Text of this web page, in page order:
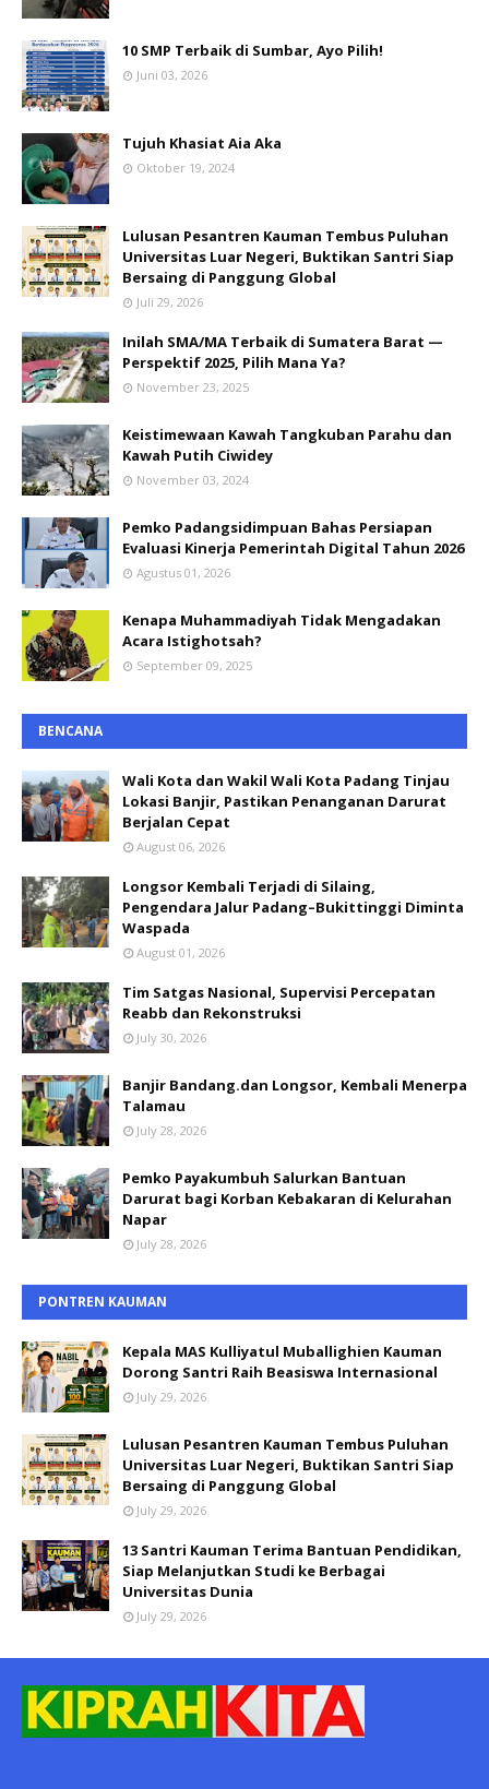
10 SMP Terbaik di Sumbar, Ayo Pilih!
Juni 03, 2026
Tujuh Khasiat Aia Aka
Oktober 19, 2024
Lulusan Pesantren Kauman Tembus Puluhan
Universitas Luar Negeri, Buktikan Santri Siap
Bersaing di Panggung Global
Juli 29, 2026
Inilah SMA/MA Terbaik di Sumatera Barat —
Perspektif 2025, Pilih Mana Ya?
November 23, 2025
Keistimewaan Kawah Tangkuban Parahu dan
Kawah Putih Ciwidey
November 03, 2024
Pemko Padangsidimpuan Bahas Persiapan
Evaluasi Kinerja Pemerintah Digital Tahun 2026
Agustus 01, 2026
Kenapa Muhammadiyah Tidak Mengadakan
Acara Istighotsah?
September 09, 2025
BENCANA
Wali Kota dan Wakil Wali Kota Padang Tinjau
Lokasi Banjir, Pastikan Penanganan Darurat
Berjalan Cepat
August 06, 2026
Longsor Kembali Terjadi di Silaing,
Pengendara Jalur Padang–Bukittinggi Diminta
Waspada
August 01, 2026
Tim Satgas Nasional, Supervisi Percepatan
Reabb dan Rekonstruksi
July 30, 2026
Banjir Bandang.dan Longsor, Kembali Menerpa
Talamau
July 28, 2026
Pemko Payakumbuh Salurkan Bantuan
Darurat bagi Korban Kebakaran di Kelurahan
Napar
July 28, 2026
PONTREN KAUMAN
Kepala MAS Kulliyatul Muballighien Kauman
Dorong Santri Raih Beasiswa Internasional
July 29, 2026
Lulusan Pesantren Kauman Tembus Puluhan
Universitas Luar Negeri, Buktikan Santri Siap
Bersaing di Panggung Global
July 29, 2026
13 Santri Kauman Terima Bantuan Pendidikan,
Siap Melanjutkan Studi ke Berbagai
Universitas Dunia
July 29, 2026